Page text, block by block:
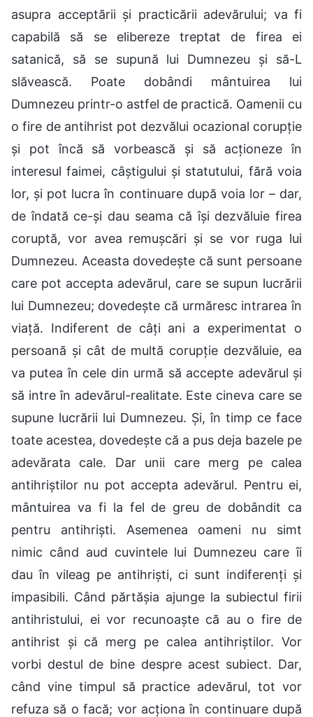
asupra acceptării și practicării adevărului; va fi
capabilă să se elibereze treptat de firea ei
satanică, să se supună lui Dumnezeu și să-L
slăvească. Poate dobândi mântuirea lui
Dumnezeu printr-o astfel de practică. Oamenii cu
o fire de antihrist pot dezvălui ocazional corupție
și pot încă să vorbească și să acționeze în
interesul faimei, câștigului și statutului, fără voia
lor, și pot lucra în continuare după voia lor – dar,
de îndată ce-și dau seama că își dezvăluie firea
coruptă, vor avea remușcări și se vor ruga lui
Dumnezeu. Aceasta dovedește că sunt persoane
care pot accepta adevărul, care se supun lucrării
lui Dumnezeu; dovedește că urmăresc intrarea în
viață. Indiferent de câți ani a experimentat o
persoană și cât de multă corupție dezvăluie, ea
va putea în cele din urmă să accepte adevărul și
să intre în adevărul-realitate. Este cineva care se
supune lucrării lui Dumnezeu. Și, în timp ce face
toate acestea, dovedește că a pus deja bazele pe
adevărata cale. Dar unii care merg pe calea
antihriștilor nu pot accepta adevărul. Pentru ei,
mântuirea va fi la fel de greu de dobândit ca
pentru antihriști. Asemenea oameni nu simt
nimic când aud cuvintele lui Dumnezeu care îi
dau în vileag pe antihriști, ci sunt indiferenți și
impasibili. Când părtășia ajunge la subiectul firii
antihristului, ei vor recunoaște că au o fire de
antihrist și că merg pe calea antihriștilor. Vor
vorbi destul de bine despre acest subiect. Dar,
când vine timpul să practice adevărul, tot vor
refuza să o facă; vor acționa în continuare după